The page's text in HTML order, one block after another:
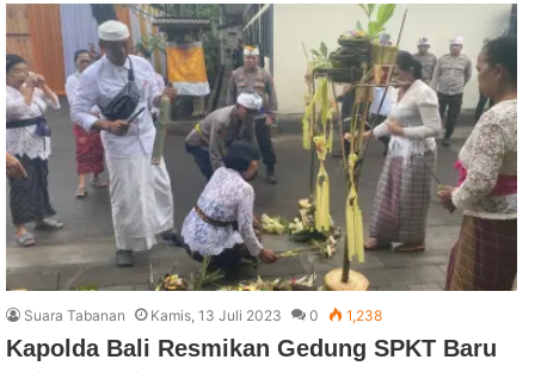
Suara Tabanan Kamis, 13 Juli 2023 0 1,238
Kapolda Bali Resmikan Gedung SPKT Baru